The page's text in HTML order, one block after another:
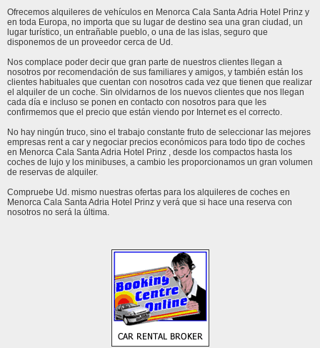
Ofrecemos alquileres de vehículos en Menorca Cala Santa Adria Hotel Prinz y
en toda Europa, no importa que su lugar de destino sea una gran ciudad, un
lugar turístico, un entrañable pueblo, o una de las islas, seguro que
disponemos de un proveedor cerca de Ud.
Nos complace poder decir que gran parte de nuestros clientes llegan a
nosotros por recomendación de sus familiares y amigos, y también están los
clientes habituales que cuentan con nosotros cada vez que tienen que realizar
el alquiler de un coche. Sin olvidarnos de los nuevos clientes que nos llegan
cada día e incluso se ponen en contacto con nosotros para que les
confirmemos que el precio que están viendo por Internet es el correcto.
No hay ningún truco, sino el trabajo constante fruto de seleccionar las mejores
empresas rent a car y negociar precios económicos para todo tipo de coches
en Menorca Cala Santa Adria Hotel Prinz , desde los compactos hasta los
coches de lujo y los minibuses, a cambio les proporcionamos un gran volumen
de reservas de alquiler.
Compruebe Ud. mismo nuestras ofertas para los alquileres de coches en
Menorca Cala Santa Adria Hotel Prinz y verá que si hace una reserva con
nosotros no será la última.